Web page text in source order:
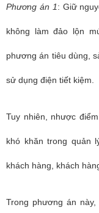
Phương án 1: Giữ
không làm đảo lộn
phương án tiêu dùng,
sử dụng điện tiết kiệm.
Tuy nhiên, nhược
khó khăn trong quản
khách hàng, khách
Trong phương án này,